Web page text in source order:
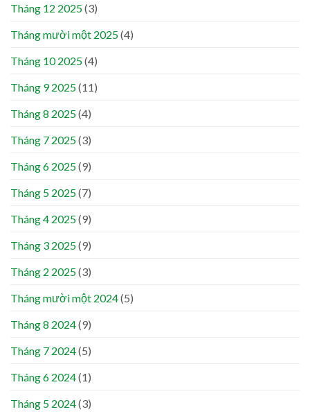
Tháng 12 2025(3)
Tháng mười một 2025(4)
Tháng 10 2025(4)
Tháng 9 2025(11)
Tháng 8 2025(4)
Tháng 7 2025(3)
Tháng 6 2025(9)
Tháng 5 2025(7)
Tháng 4 2025(9)
Tháng 3 2025(9)
Tháng 2 2025(3)
Tháng mười một 2024(5)
Tháng 8 2024(9)
Tháng 7 2024(5)
Tháng 6 2024(1)
Tháng 5 2024(3)